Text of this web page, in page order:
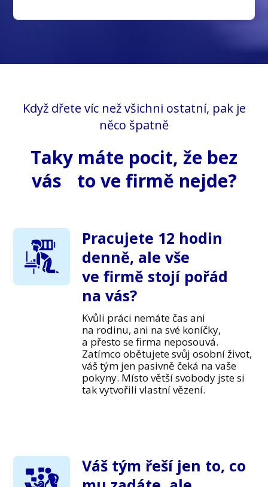
Když dřete víc než všichni ostatní, pak je
něco špatně
Taky máte pocit, že bez
vás to ve firmě nejde?
Pracujete 12 hodin
denně, ale vše
ve firmě stojí pořád
na vás?
Kvůli práci nemáte čas ani
na rodinu, ani na své koníčky,
a přesto se firma neposouvá.
Zatímco obětujete svůj osobní život,
váš tým jen pasivně čeká na vaše
pokyny. Místo větší svobody jste si
tak vytvořili vlastní vězení.
Váš tým řeší jen to, co